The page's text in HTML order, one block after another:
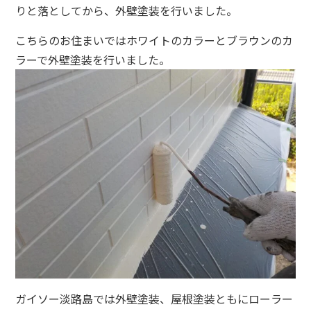
りと落としてから、外壁塗装を行いました。
こちらのお住まいではホワイトのカラーとブラウンのカ
ラーで外壁塗装を行いました。
ガイソー淡路島では外壁塗装、屋根塗装ともにローラー